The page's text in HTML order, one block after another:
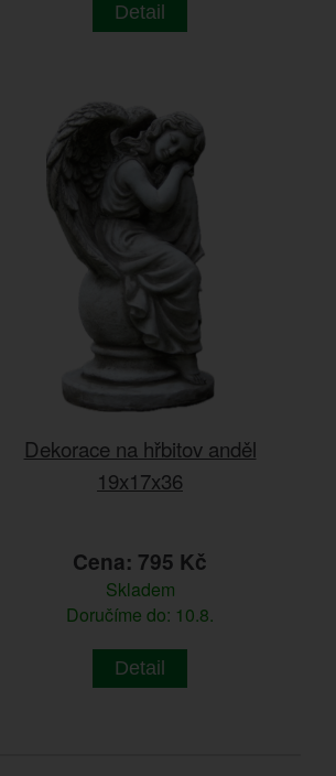
Detail
Dekorace na hřbitov anděl
19x17x36
Cena: 795 Kč
Skladem
Doručíme do: 10.8.
Detail